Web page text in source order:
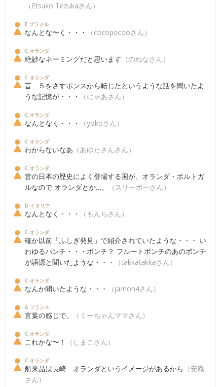
（Etsuko Tezukaさん）
E ブラジル
なんとな〜く・・・ （cocopocooさん）
C オランダ
絶妙なネーミングだと思います （のねなさん）
C オランダ
昔 ５をさすポンスから転じたというような話を聞いたよ
うな記憶が・・・
（にゃあさん）
C オランダ
なんとなく・・・ （yokoさん）
C オランダ
わからないなあ （あゆたさんさん）
C オランダ
昔の日本の歴史によく登場する国が、オランダ・ポルトガ
ルなので オランダとか…。
（スリーポーさん）
D イタリア
なんとなく・・・ （もんちさん）
C オランダ
確か以前「ふしぎ発見」で紹介されていたような・・・ い
わゆるパンチ・・・ポンチ？ フルートポンチのあのポンチ
が語源と聞いたような・・・
（takkatakkaさん）
C オランダ
なんか聞いたような・・・ （jamon4さん）
A フランス
言葉の感じで。 （くーちゃんママさん）
C オランダ
これかな〜！ （しまこさん）
C オランダ
舶来品は長崎 オランダというイメージがあるから （安庵
さん）